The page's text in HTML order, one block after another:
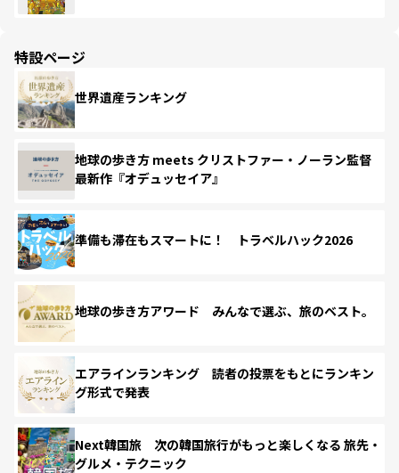
特設ページ
世界遺産ランキング
地球の歩き方 meets クリストファー・ノーラン監督
最新作『オデュッセイア』
準備も滞在もスマートに！ トラベルハック2026
地球の歩き方アワード みんなで選ぶ、旅のベスト。
エアラインランキング 読者の投票をもとにランキン
グ形式で発表
Next韓国旅 次の韓国旅行がもっと楽しくなる 旅先・
グルメ・テクニック